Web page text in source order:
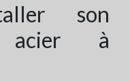
son
acier à